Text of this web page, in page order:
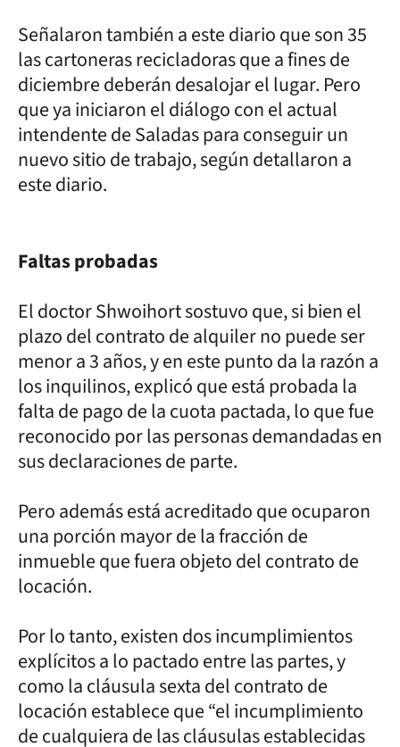
Señalaron también a este diario que son 35
las cartoneras recicladoras que a fines de
diciembre deberán desalojar el lugar. Pero
que ya iniciaron el diálogo con el actual
intendente de Saladas para conseguir un
nuevo sitio de trabajo, según detallaron a
este diario.
Faltas probadas
El doctor Shwoihort sostuvo que, si bien el
plazo del contrato de alquiler no puede ser
menor a 3 años, y en este punto da la razón a
los inquilinos, explicó que está probada la
falta de pago de la cuota pactada, lo que fue
reconocido por las personas demandadas en
sus declaraciones de parte.
Pero además está acreditado que ocuparon
una porción mayor de la fracción de
inmueble que fuera objeto del contrato de
locación.
Por lo tanto, existen dos incumplimientos
explícitos a lo pactado entre las partes, y
como la cláusula sexta del contrato de
locación establece que “el incumplimiento
de cualquiera de las cláusulas establecidas